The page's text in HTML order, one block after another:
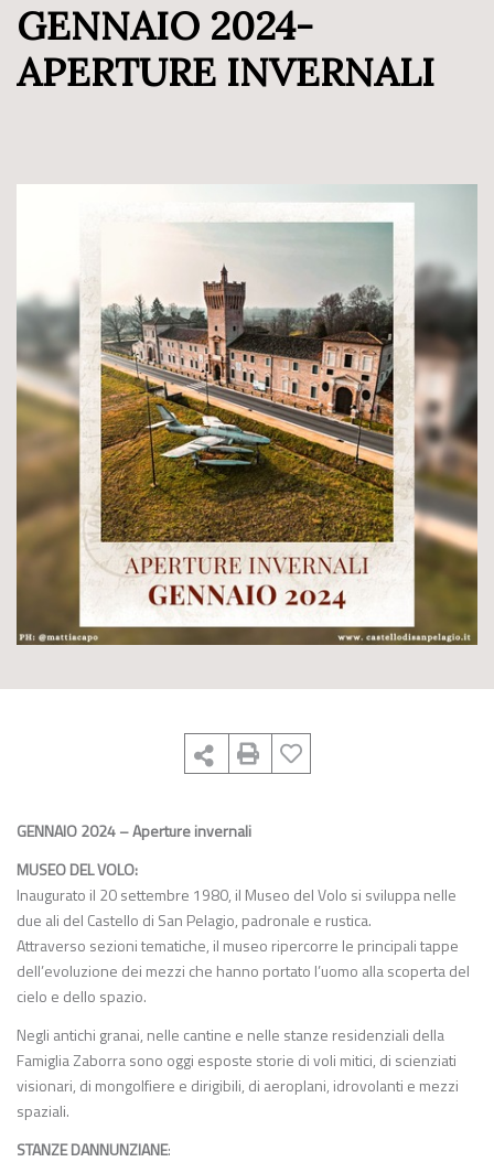
GENNAIO 2024-
APERTURE INVERNALI
GENNAIO 2024 – Aperture invernali
MUSEO DEL VOLO:
Inaugurato il 20 settembre 1980, il Museo del Volo si sviluppa nelle
due ali del Castello di San Pelagio, padronale e rustica.
Attraverso sezioni tematiche, il museo ripercorre le principali tappe
dell’evoluzione dei mezzi che hanno portato l’uomo alla scoperta del
cielo e dello spazio.
Negli antichi granai, nelle cantine e nelle stanze residenziali della
Famiglia Zaborra sono oggi esposte storie di voli mitici, di scienziati
visionari, di mongolfiere e dirigibili, di aeroplani, idrovolanti e mezzi
spaziali.
STANZEDANNUNZIANE: